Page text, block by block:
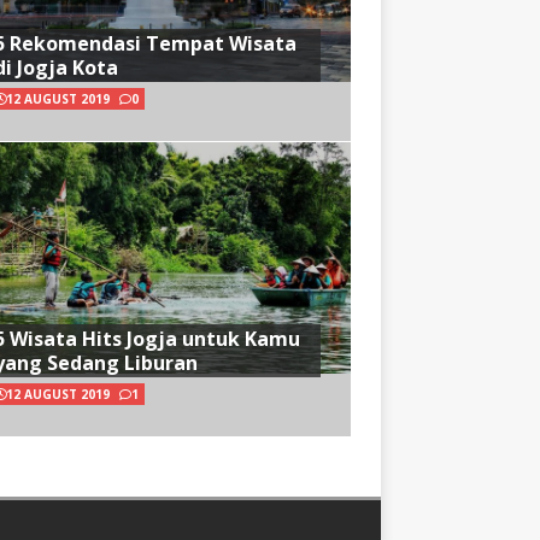
Rekomendasi Tempat Wisata
Jogja Kota
12 AUGUST 2019 0
Wisata Hits Jogja untuk Kamu
Sedang Liburan
12 AUGUST 2019 1